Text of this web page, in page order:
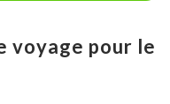
voyage pour le